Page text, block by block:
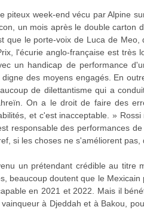
piteux week-end vécu par Alpine
un mois après le double carton
que le porte-voix de Luca de
l'écurie anglo-française est très
un handicap de performance
des moyens engagés. En
de dilettantisme qui a
On a le droit de faire des
et c'est inacceptable. »
responsable des performances
si les choses ne s'améliorent pas,
un prétendant crédible au titre
beaucoup doutent que le
en 2021 et 2022. Mais il
à Djeddah et à Bakou,